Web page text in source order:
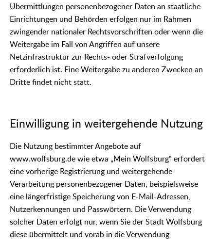
Übermittlungen personenbezogener Daten an staatliche
Einrichtungen und Behörden erfolgen nur im Rahmen
zwingender nationaler Rechtsvorschriften oder wenn die
Weitergabe im Fall von Angriffen auf unsere
Netzinfrastruktur zur Rechts- oder Strafverfolgung
erforderlich ist. Eine Weitergabe zu anderen Zwecken an
Dritte findet nicht statt.
Einwilligung in weitergehende Nutzung
Die Nutzung bestimmter Angebote auf
www.wolfsburg.de wie etwa „Mein Wolfsburg“ erfordert
eine vorherige Registrierung und weitergehende
Verarbeitung personenbezogener Daten, beispielsweise
eine längerfristige Speicherung von E-Mail-Adressen,
Nutzerkennungen und Passwörtern. Die Verwendung
solcher Daten erfolgt nur, wenn Sie der Stadt Wolfsburg
diese übermittelt und vorab in die Verwendung